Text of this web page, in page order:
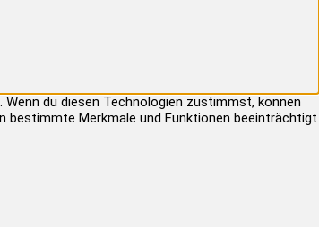
du diesen Technologien zustimmst, können
bestimmte Merkmale und Funktionen beeinträchtigt